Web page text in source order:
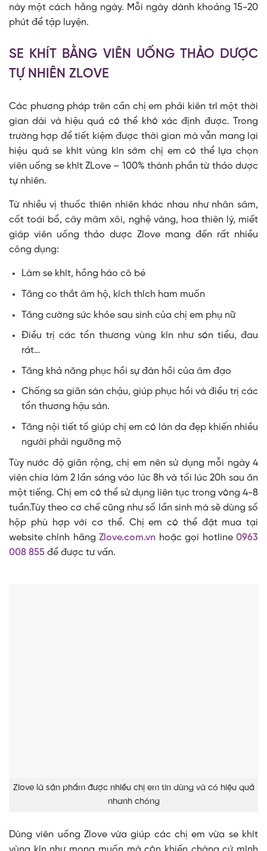
này một cách hằng ngày. Mỗi ngày dành khoảng 15-20
phút để tập luyện.
SE KHÍT BẰNG VIÊN UỐNG THẢO DƯỢC
TỰ NHIÊN ZLOVE
Các phương pháp trên cần chị em phải kiên trì một thời
gian dài và hiệu quả có thể khó xác định được. Trong
trường hợp để tiết kiệm được thời gian mà vẫn mang lại
hiệu quả se khít vùng kín sớm chị em có thể lựa chọn
viên uống se khít ZLove – 100% thành phần từ thảo dược
tự nhiên.
Từ nhiều vị thuốc thiên nhiên khác nhau như nhân sâm,
cốt toái bổ, cây mâm xôi, nghệ vàng, hoa thiên lý, miết
giáp viên uống thảo dược Zlove mang đến rất nhiều
công dụng:
Làm se khít, hồng hào cô bé
Tăng co thắt âm hộ, kích thích ham muốn
Tăng cường sức khỏe sau sinh của chị em phụ nữ
Điều trị các tổn thương vùng kín như són tiểu, đau
rát…
Tăng khả năng phục hồi sự đàn hồi của âm đạo
Chống sa giãn sàn chậu, giúp phục hồi và điều trị các
tổn thương hậu sản.
Tăng nội tiết tố giúp chị em có làn da đẹp khiến nhiều
người phải ngưỡng mộ
Tùy nước độ giãn rộng, chị em nên sử dụng mỗi ngày 4
viên chia làm 2 lần sáng vào lúc 8h và tối lúc 20h sau ăn
một tiếng. Chị em có thể sử dụng liên tục trong vòng 4-8
tuần.Tùy theo cơ chế cũng như số lần sinh mà sẽ dùng số
hộp phù hợp với cơ thể. Chị em có thể đặt mua tại
website chính hãng Zlove.com.vn hoặc gọi hotline0963
008 855 để được tư vấn.
Zlove là sản phẩm được nhiều chị em tin dùng và có hiệu quả
nhanh chóng
Dùng viên uống Zlove vừa giúp các chị em vừa se khít